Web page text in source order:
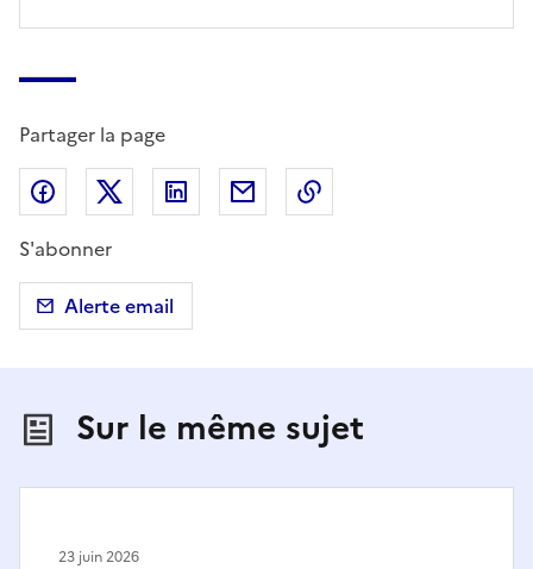
Partager la page
Partager sur Facebook
Partager sur X (anciennement Twitter)
Partager sur LinkedIn
Partager par email
S'abonner
Alerte email
Sur le même sujet
23 juin 2026